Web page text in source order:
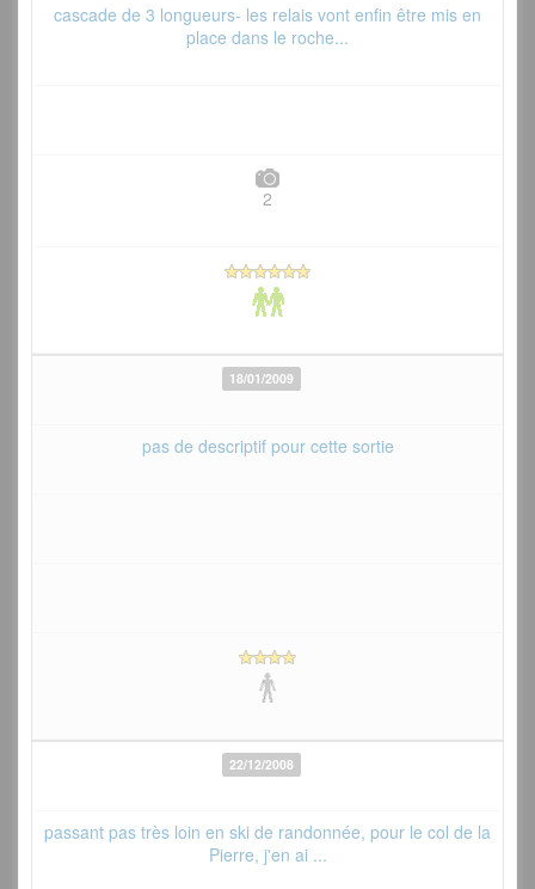
cascade de 3 longueurs- les relais vont enfin être mis en
place dans le roche...
2
18/01/2009
pas de descriptif pour cette sortie
22/12/2008
passant pas très loin en ski de randonnée, pour le col de la
Pierre, j'en ai ...